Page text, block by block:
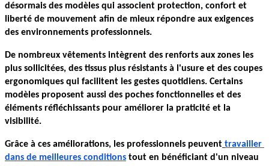
désormais des modèles qui associent protection, confort et
liberté de mouvement afin de mieux répondre aux exigences
des environnements professionnels.
De nombreux vêtements intègrent des renforts aux zones les
plus sollicitées, des tissus plus résistants à l'usure et des coupes
ergonomiques qui facilitent les gestes quotidiens. Certains
modèles proposent aussi des poches fonctionnelles et des
éléments réfléchissants pour améliorer la praticité et la
visibilité.
Grâce à ces améliorations, les professionnels peuvent travailler
dans de meilleures conditions tout en bénéficiant d'un niveau